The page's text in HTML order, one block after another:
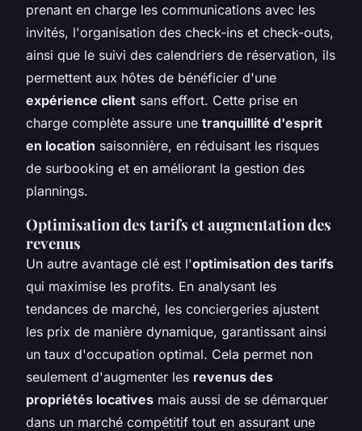
prenant en charge les communications avec les
invités, l'organisation des check-ins et check-outs,
ainsi que le suivi des calendriers de réservation, ils
permettent aux hôtes de bénéficier d'une
expérience client sans effort. Cette prise en
charge complète assure une tranquillité d'esprit
en location saisonnière, en réduisant les risques
de surbooking et en améliorant la gestion des
plannings.
Optimisation des tarifs et augmentation des
revenus
Un autre avantage clé est l'optimisation des tarifs
qui maximise les profits. En analysant les
tendances de marché, les conciergeries ajustent
les prix de manière dynamique, garantissant ainsi
un taux d'occupation optimal. Cela permet non
seulement d'augmenter les revenus des
propriétés locatives mais aussi de se démarquer
dans un marché compétitif tout en assurant une